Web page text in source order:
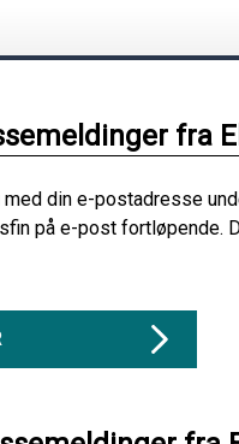
fra
din e-postadresse
på e-post fortløpende.